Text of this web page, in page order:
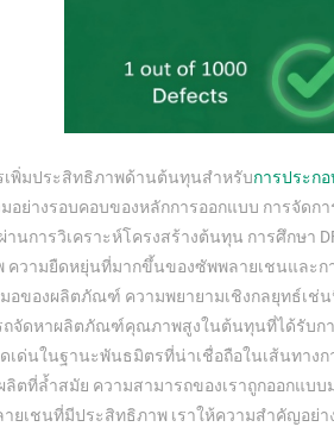
เพิ่มประสิทธิภาพด้านต้นทุนสำหรับการประก
อย่างรอบคอบของหลักการออกแบบ การจัด
านการวิเคราะห์โครงสร้างต้นทุน การศึกษา
ความยืดหยุ่นที่มากขึ้นของซัพพลายเชนและ
อของผลิตภัณฑ์ ความพยายามเชิงกลยุทธ์เช่
ถจัดหาผลิตภัณฑ์คุณภาพสูงในต้นทุนที่ได้รับกา
ดเด่นในฐานะพันธมิตรที่น่าเชื่อถือในเส้นทา
ตที่ล้ำสมัย ความสามารถของเราถูกออกแบ
ายเชนที่มีประสิทธิภาพ เราให้ความสำคัญอ